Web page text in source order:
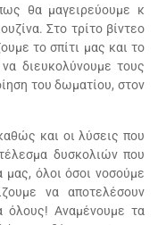
θα μαγειρεύουμε κ
Στο τρίτο βίντεο
το σπίτι μας και το
διευκολύνουμε τους
του δωματίου, στον
και οι λύσεις που
δυσκολιών που
μας, όλοι όσοι νοσούμε
να αποτελέσουν
όλους! Αναμένουμε τα